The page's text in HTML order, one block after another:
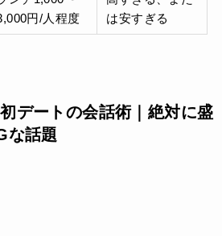
円/人程度
は安すぎる
デートの会話術｜絶対に盛
な話題